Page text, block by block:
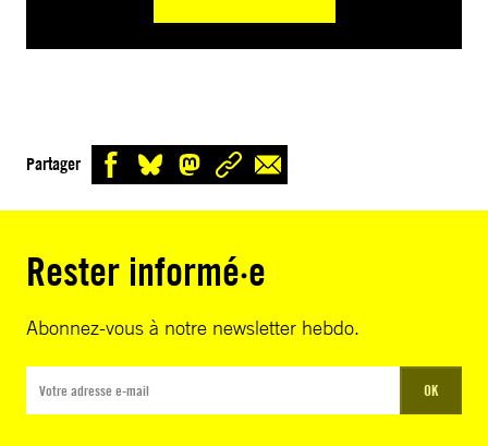
Partager
Rester informé·e
Abonnez-vous à notre newsletter hebdo.
OK